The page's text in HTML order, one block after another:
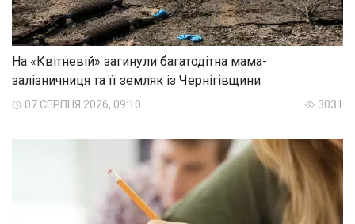
На «Квітневій» загинули багатодітна мама-
залізничниця та її земляк із Чернігівщини
07 СЕРПНЯ 2026, 09:10 3031